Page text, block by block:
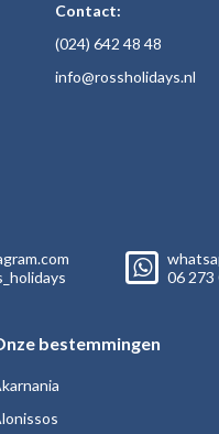
Contact:
(024) 642 48 48
info@rossholidays.nl
06 273
bestemmingen